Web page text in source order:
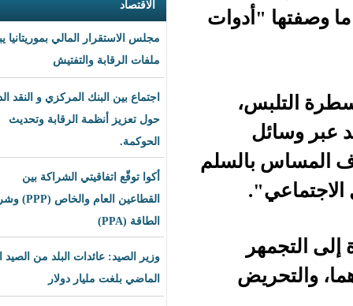
مجلس الاستقرار المالي بموريتانيا يبحث
ملفات الرقابة والتفتيش
اجتماع بين البنك المركزي و النقد الدولي
حول تعزيز أنظمة الرقابة وتحديث
الحوكمة.
أكوا توقّع اتفاقيتي الشراكة بين
القطاعين العام والخاص (PPP) وشراء
وزير الصيد: عائدات البلد من الصيد العام
الماضي بلغت مليار دولار